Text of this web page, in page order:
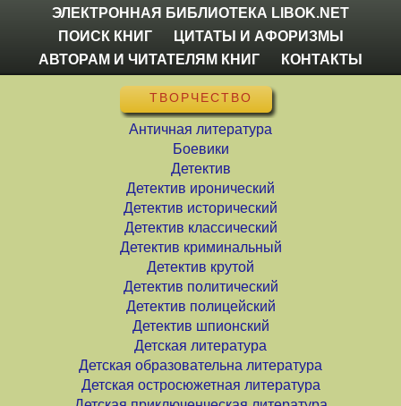
ЭЛЕКТРОННАЯ БИБЛИОТЕКА LIBOK.NET
ПОИСК КНИГ
ЦИТАТЫ И АФОРИЗМЫ
АВТОРАМ И ЧИТАТЕЛЯМ КНИГ
КОНТАКТЫ
ТВОРЧЕСТВО
Античная литература
Боевики
Детектив
Детектив иронический
Детектив исторический
Детектив классический
Детектив криминальный
Детектив крутой
Детектив политический
Детектив полицейский
Детектив шпионский
Детская литература
Детская образовательна литература
Детская остросюжетная литература